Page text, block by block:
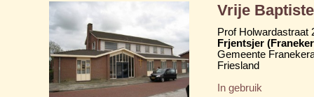
Vrije
Prof Holwardastraat
Frjentsjer
Gemeente
Friesland
In gebruik